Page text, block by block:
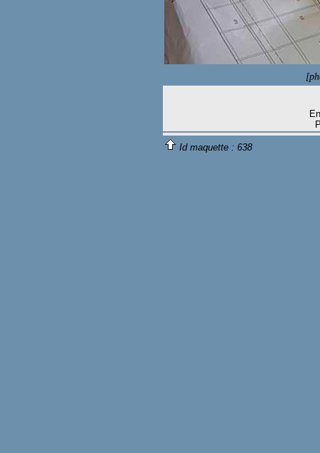
Id maquette : 638